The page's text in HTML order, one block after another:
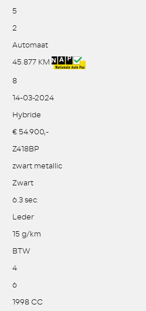
5
2
Automaat
45.877 KM
8
14-03-2024
Hybride
€ 54.900,-
Z418BP
zwart metallic
Zwart
6.3 sec.
Leder
15 g/km
BTW
4
6
1998 CC